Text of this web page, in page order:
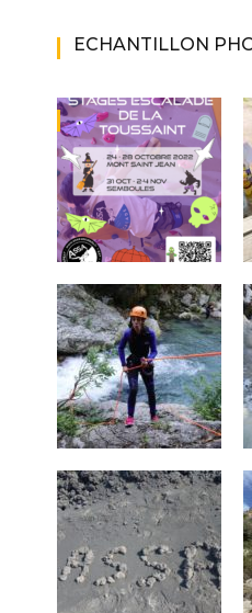
ECHANTILLON